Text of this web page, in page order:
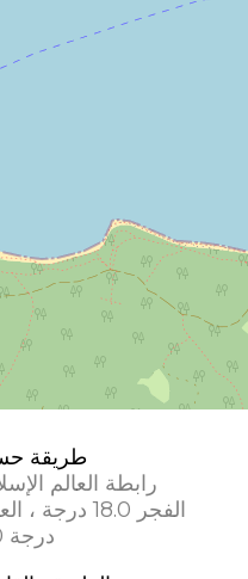
طريقة
رابطة العالم
الفجر 18.0 درجة ، العشاء
17.0 درجة